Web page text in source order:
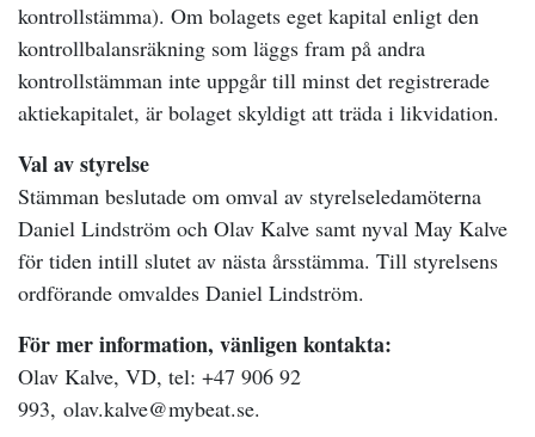
kontrollstämma). Om bolagets eget kapital enligt den
kontrollbalansräkning som läggs fram på andra
kontrollstämman inte uppgår till minst det registrerade
aktiekapitalet, är bolaget skyldigt att träda i likvidation.
Val av styrelse
Stämman beslutade om omval av styrelseledamöterna
Daniel Lindström och Olav Kalve samt nyval May Kalve
för tiden intill slutet av nästa årsstämma. Till styrelsens
ordförande omvaldes Daniel Lindström.
För mer information, vänligen kontakta:
Olav Kalve, VD, tel: +47 906 92
993, olav.kalve@mybeat.se.